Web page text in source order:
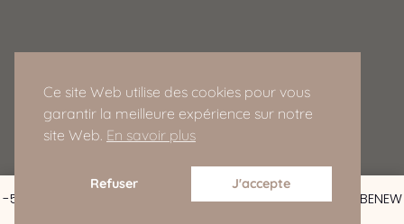
-5% de réduction pour les nouveaux clients : CODE : BEBENEW
ledressingdedomeo@gmail.com
Ce site Web utilise des cookies pour vous
garantir la meilleure expérience sur notre
site Web. En savoir plus
Refuser J'accepte